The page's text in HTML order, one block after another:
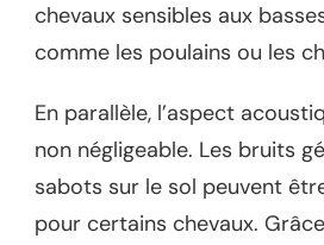
chevaux sensibles aux
comme les poulains ou les
En parallèle, l’aspect
non négligeable. Les bruits
sabots sur le sol peuvent
pour certains chevaux.